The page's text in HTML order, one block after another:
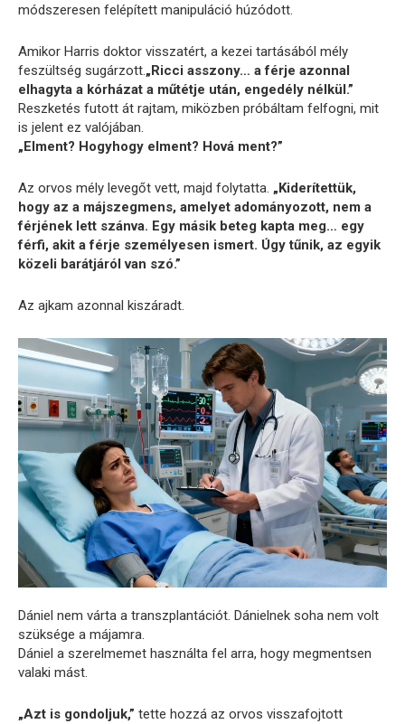
módszeresen felépített manipuláció húzódott.
Amikor Harris doktor visszatért, a kezei tartásából mély
feszültség sugárzott.„Ricci asszony… a férje azonnal
elhagyta a kórházat a műtétje után, engedély nélkül.”
Reszketés futott át rajtam, miközben próbáltam felfogni, mit
is jelent ez valójában.
„Elment? Hogyhogy elment? Hová ment?”
Az orvos mély levegőt vett, majd folytatta. „Kiderítettük,
hogy az a májszegmens, amelyet adományozott, nem a
férjének lett szánva. Egy másik beteg kapta meg… egy
férfi, akit a férje személyesen ismert. Úgy tűnik, az egyik
közeli barátjáról van szó.”
Az ajkam azonnal kiszáradt.
Dániel nem várta a transzplantációt. Dánielnek soha nem volt
szüksége a májamra.
Dániel a szerelmemet használta fel arra, hogy megmentsen
valaki mást.
„Azt is gondoljuk,” tette hozzá az orvos visszafojtott